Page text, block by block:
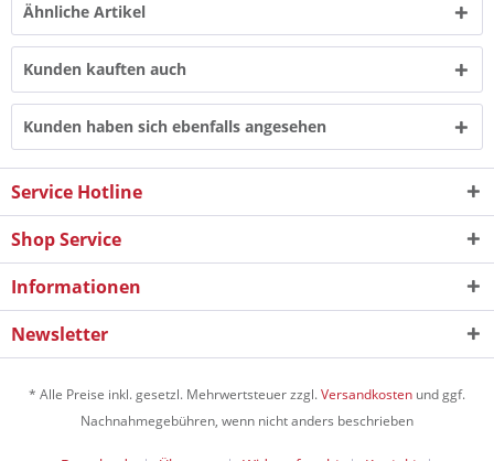
Ähnliche Artikel
Kunden kauften auch
Kunden haben sich ebenfalls angesehen
Service Hotline
Shop Service
Informationen
Newsletter
* Alle Preise inkl. gesetzl. Mehrwertsteuer zzgl.Versandkosten und ggf.
Nachnahmegebühren, wenn nicht anders beschrieben